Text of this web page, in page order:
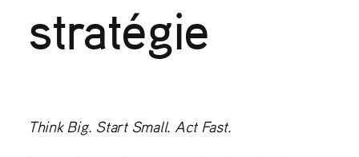
stratégie
Think Big. Start Small. Act Fast.